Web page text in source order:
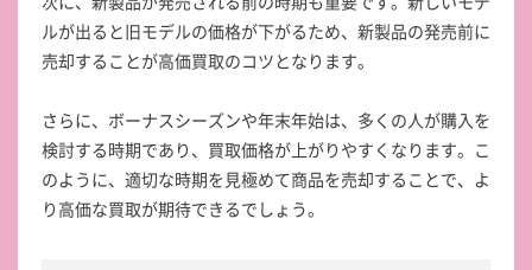
ルが出ると旧モデルの価格が下がるため、新製品の発売前に
売却することが高価買取のコツとなります。
さらに、ボーナスシーズンや年末年始は、多くの人が購入を
検討する時期であり、買取価格が上がりやすくなります。こ
のように、適切な時期を見極めて商品を売却することで、よ
り高価な買取が期待できるでしょう。